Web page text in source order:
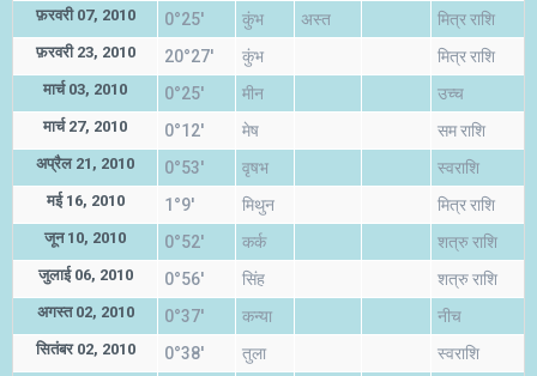
फ़रवरी 07, 2010 0°25' कुंभ अस्त मित्र राशि
फ़रवरी 23, 2010 20°27' कुंभ मित्र राशि
मार्च 03, 2010 0°25' मीन उच्च
मार्च 27, 2010 0°12' मेष सम राशि
अप्रैल 21, 2010 0°53' वृषभ स्वराशि
मई 16, 2010 1°9' मिथुन मित्र राशि
जून 10, 2010 0°52' कर्क शत्रु राशि
जुलाई 06, 2010 0°56' सिंह शत्रु राशि
अगस्त 02, 2010 0°37' कन्या नीच
सितंबर 02, 2010 0°38' तुला स्वराशि